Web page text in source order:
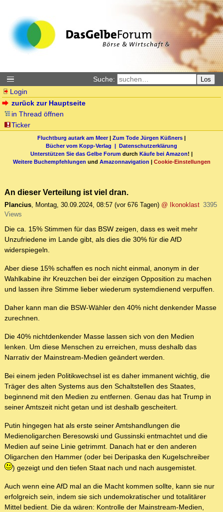
Suche: Los
Login
zurück zur Hauptseite
in Thread öffnen
Ticker
Fluchtburg autark am Meer| Zum Tode Jürgen Küßners |
Bücher vom Kopp-Verlag | Datenschutzerklärung
Unterstützen Sie das Gelbe Forum durch Käufe bei Amazon! |
Weitere Buchempfehlungen und Amazonnavigation | Cookie-Einstellungen
An dieser Verteilung ist viel dran.
Plancius, Montag, 30.09.2024, 08:57 (vor 676 Tagen) @ Ikonoklast 3395
Views
Die ca. 15% Stimmen für das BSW zeigen, dass es weit mehr
Unzufriedene im Lande gibt, als dies die 30% für die AfD
widerspiegeln.
Aber diese 15% schaffen es noch nicht einmal, anonym in der
Wahlkabine ihr Kreuzchen bei der einzigen Opposition zu machen
und lassen ihre Stimme lieber wiederum systemdienend verpuffen.
Daher kann man die BSW-Wähler den 40% nicht denkender Masse
zurechnen.
Die 40% nichtdenkender Masse lassen sich von den Medien
lenken. Um diese Menschen zu erreichen, muss deshalb das
Narrativ der Mainstream-Medien geändert werden.
Bei einem jeden Politikwechsel ist es daher immanent wichtig, die
Träger des alten Systems aus den Schaltstellen des Staates,
beginnend mit den Medien zu entfernen. Genau das hat Trump in
seiner Amtszeit nicht getan und ist deshalb gescheitert.
Putin hingegen hat als erste seiner Amtshandlungen die
Medienoligarchen Beresowski und Gussinski entmachtet und die
Medien auf seine Linie getrimmt. Danach hat er den anderen
Oligarchen den Hammer (oder bei Deripaska den Kugelschreiber
) gezeigt und den tiefen Staat nach und nach ausgemistet.
Auch wenn eine AfD mal an die Macht kommen sollte, kann sie nur
erfolgreich sein, indem sie sich undemokratischer und totalitärer
Mittel bedient. Die da wären: Kontrolle der Mainstream-Medien,